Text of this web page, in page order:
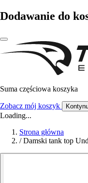
Dodawanie do
Suma częściowa koszyka
Zobacz mój koszyk
Loading...
Strona główna
/ Damski tank top